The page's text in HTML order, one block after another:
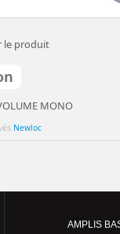
le produit
MONO
Newloc
AMPLIS